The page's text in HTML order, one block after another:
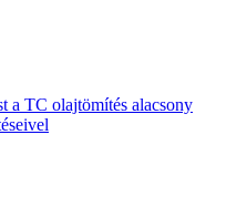
a TC olajtömítés alacsony